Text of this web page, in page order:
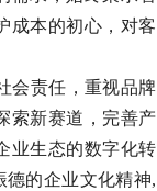
成本的初心，对客
会责任，重视品牌
索新赛道，完善产
业生态的数字化转
德的企业文化精神,